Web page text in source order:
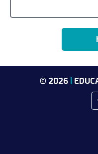
EDUCAnet Brno
EDUCAnet České
EDUCAnet Ostrava
ZŠ EDUCAnet České
Hodnoty
Kontakty jednotlivých
© 2026